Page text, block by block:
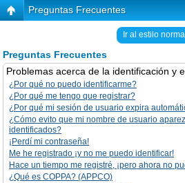
Preguntas Frecuentes
Ir al estilo normal
Preguntas Frecuentes
Problemas acerca de la identificación y
¿Por qué no puedo identificarme?
¿Por qué me tengo que registrar?
¿Por qué mi sesión de usuario expira
¿Cómo evito que mi nombre de usuario
identificados?
¡Perdí mi contraseña!
Me he registrado ¡y no me puedo identificar!
Hace un tiempo me registré, ¡pero ahora no
¿Qué es COPPA? (APPCO)